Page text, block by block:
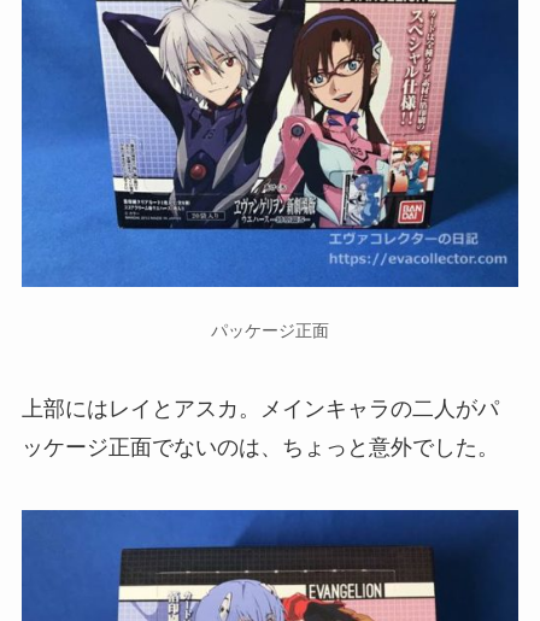
パッケージ正面
上部にはレイとアスカ。メインキャラの二人がパ
ッケージ正面でないのは、ちょっと意外でした。